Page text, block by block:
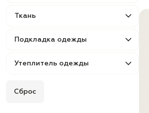
Ткань
Подкладка одежды
Утеплитель одежды
Сброс